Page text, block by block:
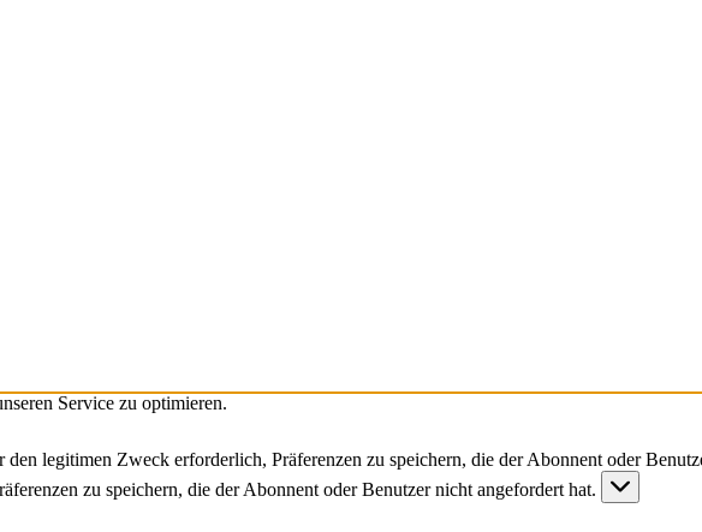
Service zu optimieren.
legitimen Zweck erforderlich, Präferenzen zu speichern, die der Abonnent oder
zu speichern, die der Abonnent oder Benutzer nicht angefordert hat.